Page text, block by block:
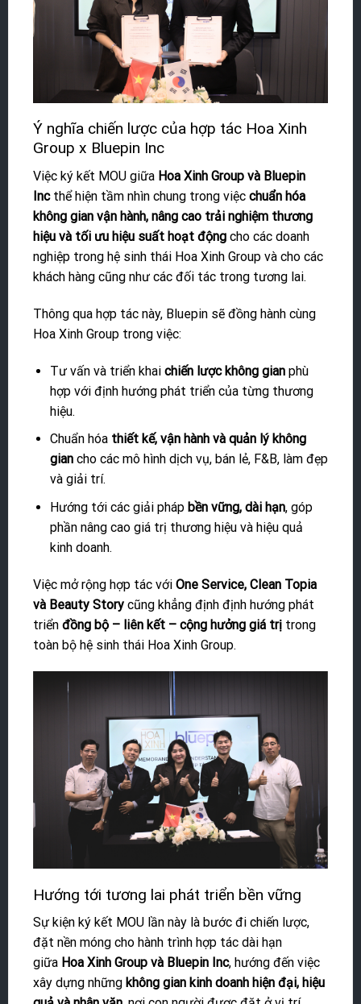
Ý nghĩa chiến lược của hợp tác Hoa Xinh
Group x Bluepin Inc
Việc ký kết MOU giữa Hoa Xinh Group và Bluepin
Incthể hiện tầm nhìn chung trong việc chuẩn hóa
không gian vận hành, nâng cao trải nghiệm thương
hiệu và tối ưu hiệu suất hoạt động cho các doanh
nghiệp trong hệ sinh thái Hoa Xinh Group và cho các
khách hàng cũng như các đối tác trong tương lai.
Thông qua hợp tác này, Bluepin sẽ đồng hành cùng
Hoa Xinh Group trong việc:
Tư vấn và triển khai chiến lược không gianphù
hợp với định hướng phát triển của từng thương
hiệu.
Chuẩn hóa thiết kế, vận hành và quản lý không
giancho các mô hình dịch vụ, bán lẻ, F&B, làm đẹp
và giải trí.
Hướng tới các giải pháp bền vững, dài hạn, góp
phần nâng cao giá trị thương hiệu và hiệu quả
kinh doanh.
Việc mở rộng hợp tác với One Service, Clean Topia
và Beauty Story cũng khẳng định định hướng phát
triển đồng bộ – liên kết – cộng hưởng giá trị trong
toàn bộ hệ sinh thái Hoa Xinh Group.
Hướng tới tương lai phát triển bền vững
Sự kiện ký kết MOU lần này là bước đi chiến lược,
đặt nền móng cho hành trình hợp tác dài hạn
giữa Hoa Xinh Group và Bluepin Inc, hướng đến việc
xây dựng những không gian kinh doanh hiện đại, hiệu